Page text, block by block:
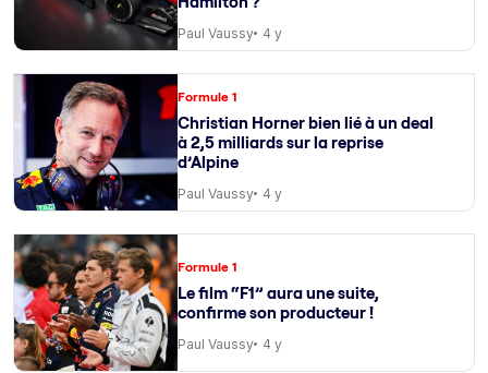
Paul Vaussy 4 y
Formule 1
Christian Horner bien lié à un deal
à 2,5 milliards sur la reprise
d’Alpine
Paul Vaussy 4 y
Formule 1
Le film “F1” aura une suite,
confirme son producteur !
Paul Vaussy 4 y